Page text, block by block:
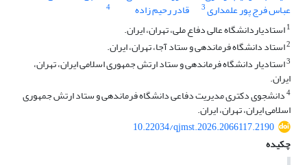
عباس فرج پور علمداری3 قادر رحیم زاده
4
1استادیاردانشگاه عالی دفاع ملی، تهران، ایران.
2استاد دانشگاه فرماندهی و ستاد آجا، تهران، ایران.
3استادیار دانشگاه فرماندهی و ستاد ارتش جمهوری اسلامی ایران، تهران،
ایران.
4دانشجوی دکتری مدیریت دفاعی دانشگاه فرماندهی و ستاد ارتش جمهوری
اسلامی ایران، تهران، ایران.
10.22034/qjmst.2026.2066117.2190
چکیده